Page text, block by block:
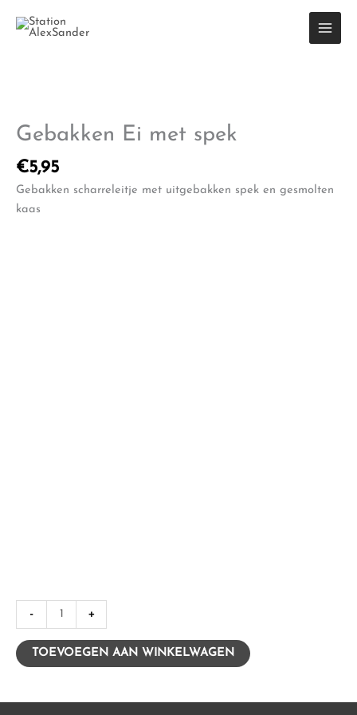
naar
Gebakken Ei met spek
€5,95
Gebakken scharreleitje met uitgebakken spek en gesmolten
kaas
-
Gebakken
Ei
met
spek
+
TOEVOEGEN AAN WINKELWAGEN